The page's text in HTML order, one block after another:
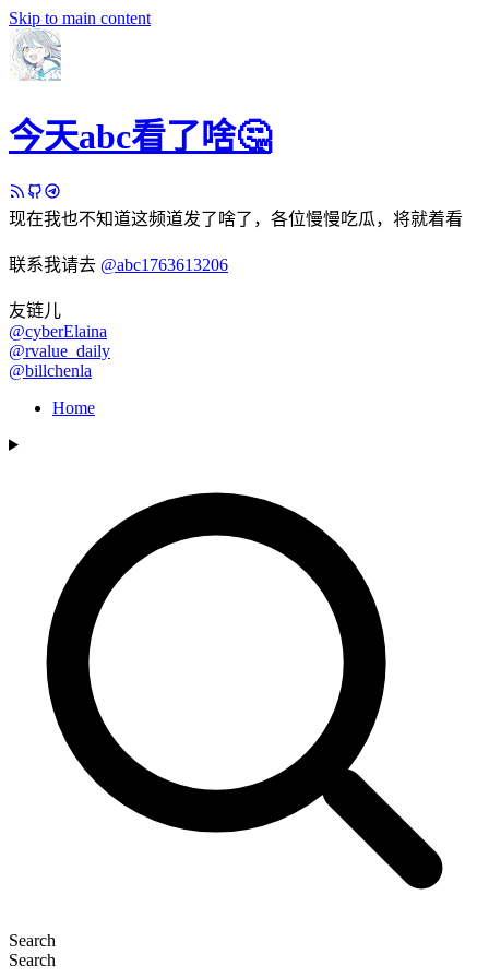
Skip to main content
今天abc看了啥🤔
现在我也不知道这频道发了啥了，各位慢慢吃瓜，将就着看
联系我请去 @abc1763613206
友链儿
@cyberElaina
@rvalue_daily
@billchenla
Home
Search
Search